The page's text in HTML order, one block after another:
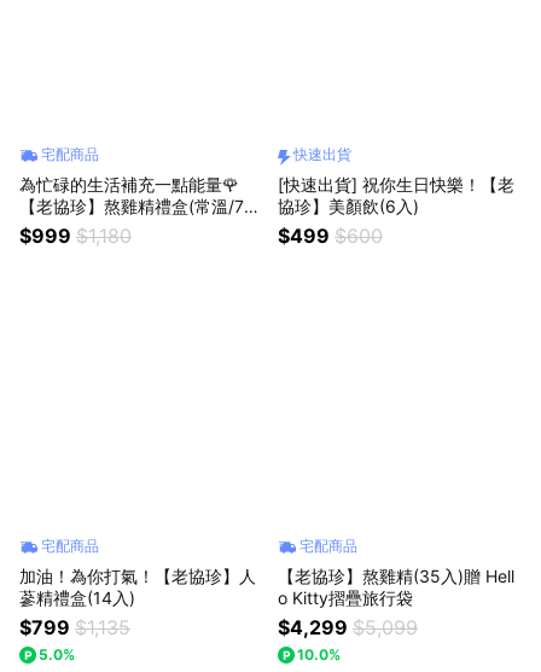
宅配商品
為忙碌的生活補充一點能量🌹
【老協珍】熬雞精禮盒(常溫/7
入)
$999 $1,180
快速出貨
[快速出貨] 祝你生日快樂！【老
協珍】美顏飲(6入)
$499 $600
宅配商品
加油！為你打氣！【老協珍】人
蔘精禮盒(14入)
$799 $1,135
5.0%
宅配商品
【老協珍】熬雞精(35入)贈 Hell
o Kitty摺疊旅行袋
$4,299 $5,099
10.0%